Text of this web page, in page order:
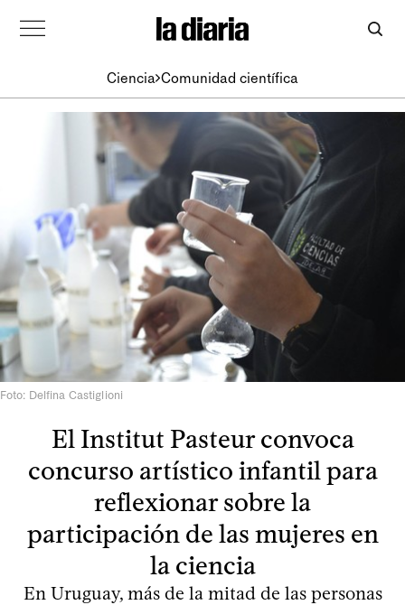
Ciencia Comunidad científica
Foto: Delfina Castiglioni
El Institut Pasteur convoca
concurso artístico infantil para
reflexionar sobre la
participación de las mujeres en
la ciencia
En Uruguay, más de la mitad de las personas